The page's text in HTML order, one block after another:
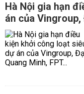
CA BỆNH 459
Hoàng Hoa Thám,
Nẵng khoảng 3 tuần
khám, xét nghiệm
nhanh.
Ngày 25/7/2020,
mẫu giám sát chủ
Hà Nội gia hạn
án của Vingroup,